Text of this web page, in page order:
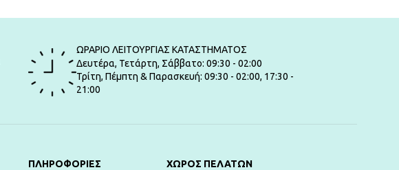
ΩΡΑΡΙΟ ΛΕΙΤΟΥΡΓΙΑΣ ΚΑΤΑΣΤΗΜΑΤΟΣ
Δευτέρα, Τετάρτη, Σάββατο: 09:30 - 02:00
Τρίτη, Πέμπτη & Παρασκευή: 09:30 - 02:00, 17:30 -
21:00
ΠΛΗΡΟΦΟΡΙΕΣ ΧΏΡΟΣ ΠΕΛΑΤΏΝ